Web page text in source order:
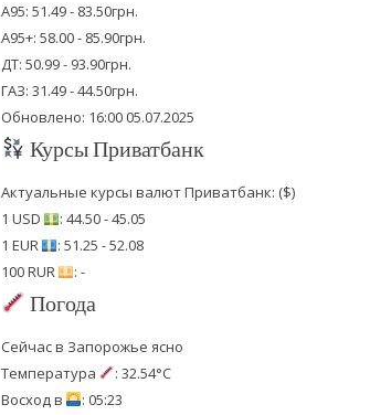
А95: 51.49 - 83.50грн.
А95+: 58.00 - 85.90грн.
ДТ: 50.99 - 93.90грн.
ГАЗ: 31.49 - 44.50грн.
Обновлено: 16:00 05.07.2025
Курсы Приватбанк
Актуальные курсы валют Приватбанк: ($)
1 USD
: 44.50 - 45.05
1 EUR
: 51.25 - 52.08
100 RUR
: -
Погода
Сейчас в Запорожье ясно
Температура
: 32.54°C
Восход в
: 05:23